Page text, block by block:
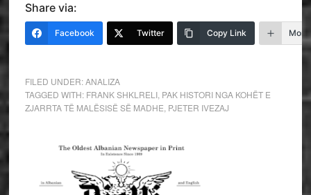
Share via:
Facebook Twitter Copy Link More
FILED UNDER:ANALIZA
TAGGED WITH: FRANK SHKLRELI, PAK HISTORI NGA KOHËT E
ZJARRTA TË MALËSISË SË MADHE PJETER IVEZAJ